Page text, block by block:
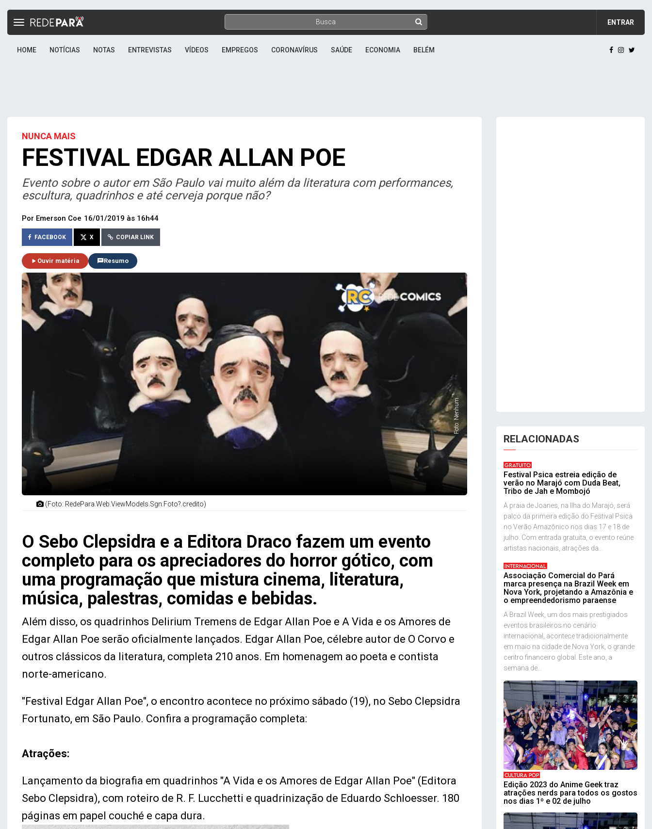
ENTRAR
Toggle
HOME NOTÍCIAS NOTAS ENTREVISTAS VÍDEOS EMPREGOS CORONAVÍRUS SAÚDE ECONOMIA BELÉM
NUNCA MAIS
FESTIVAL EDGAR ALLAN POE
Evento sobre o autor em São Paulo vai muito além da literatura com performances,
escultura, quadrinhos e até cerveja porque não?
Por Emerson Coe 16/01/2019 às 16h44
FACEBOOK X COPIAR LINK
Ouvir matéria Resumo
Foto: Nenhum
(Foto: RedePara.Web.ViewModels.Sgn.Foto?.credito)
O Sebo Clepsidra e a Editora Draco fazem um evento
completo para os apreciadores do horror gótico, com
uma programação que mistura cinema, literatura,
música, palestras, comidas e bebidas.
Além disso, os quadrinhos Delirium Tremens de Edgar Allan Poe e A Vida e os Amores de
Edgar Allan Poe serão oficialmente lançados. Edgar Allan Poe, célebre autor de O Corvo e
outros clássicos da literatura, completa 210 anos. Em homenagem ao poeta e contista
norte-americano.
"Festival Edgar Allan Poe", o encontro acontece no próximo sábado (19), no Sebo Clepsidra
Fortunato, em São Paulo. Confira a programação completa:
Atrações:
Lançamento da biografia em quadrinhos "A Vida e os Amores de Edgar Allan Poe" (Editora
Sebo Clepsidra), com roteiro de R. F. Lucchetti e quadrinização de Eduardo Schloesser. 180
páginas em papel couché e capa dura.
RELACIONADAS
GRATUITO
Festival Psica estreia edição de
verão no Marajó com Duda Beat,
Tribo de Jah e Mombojó
A praia de Joanes, na Ilha do Marajó, será
palco da primeira edição do Festival Psica
no Verão Amazônico nos dias 17 e 18 de
julho. Com entrada gratuita, o evento reúne
artistas nacionais, atrações da...
INTERNACIONAL
Associação Comercial do Pará
marca presença na Brazil Week em
Nova York, projetando a Amazônia e
o empreendedorismo paraense
A Brazil Week, um dos mais prestigiados
eventos brasileiros no cenário
internacional, acontece tradicionalmente
em maio na cidade de Nova York, o grande
centro financeiro global. Este ano, a
semana de...
CULTURA POP
Edição 2023 do Anime Geek traz
atrações nerds para todos os gostos
nos dias 1º e 02 de julho